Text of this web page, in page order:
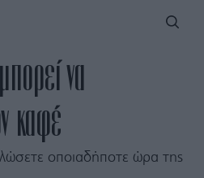
να
καφέ
οποιαδήποτε ώρα της